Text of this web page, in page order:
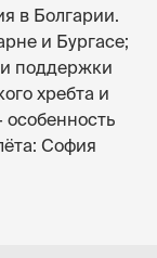
в Болгарии.
и Бургасе;
поддержки
хребта и
особенность
София